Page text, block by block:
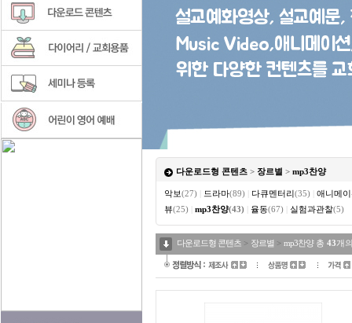
다운로드형 콘텐츠 > 장르별 > mp3찬양
악보(27) 드라마(89) 다큐멘터리(35)
애니메
뷰(25) mp3찬양(43) 율동(67) 실험과관찰(5)
다운로드형 콘텐츠 > 장르별 > mp3찬양 총 43개